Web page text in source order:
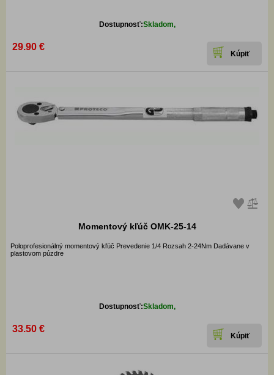
Dostupnosť:Skladom,
29.90 €
Momentový kľúč OMK-25-14
Poloprofesionálný momentový kľúč Prevedenie 1/4 Rozsah 2-24Nm Dadávane v
plastovom púzdre
Dostupnosť:Skladom,
33.50 €